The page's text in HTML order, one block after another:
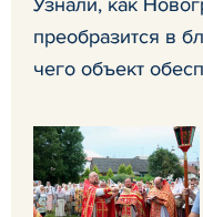
преобразится в
чего объект